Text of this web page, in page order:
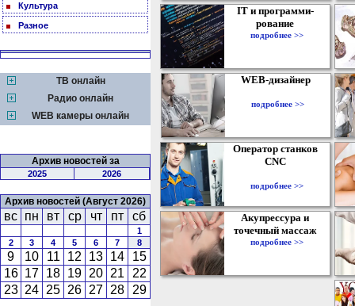
Культура
Разное
ТВ онлайн
Радио онлайн
WEB камеры онлайн
Архив новостей за
2025 2026
Архив новостей (Август 2026)
вс пн вт ср чт пт сб
1
2
3 4 5 6 7 8
9 10 11 12 13 14
15
16 17 18 19 20 21
22
23 24 25 26 27 28 29
IT и программи-
рование
подробнее >>
WEB-дизайнер
подробнее >>
Оператор станков
CNC
подробнее >>
Акупрессура и
точечный массаж
подробнее >>